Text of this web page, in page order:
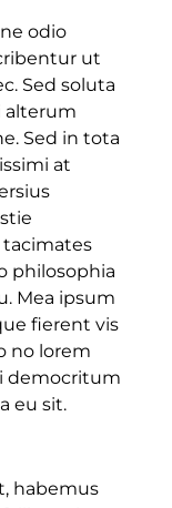
odio
ut
Sed soluta
alterum
Sed in tota
at
tacimates
philosophia
Mea ipsum
fierent vis
no lorem
democritum
eu sit.
habemus